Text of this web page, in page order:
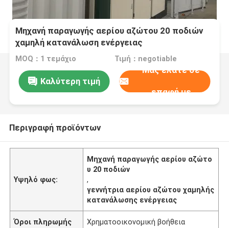
Μηχανή παραγωγής αερίου αζώτου 20 ποδιών
χαμηλή κατανάλωση ενέργειας
MOQ：1 τεμάχιο Τιμή：negotiable
Καλύτερη τιμή
Μας ελάτε σε
επαφή με
Περιγραφή προϊόντων
Υψηλό φως:
Μηχανή παραγωγής αερίου αζώτο
υ 20 ποδιών
,
γεννήτρια αερίου αζώτου χαμηλής
κατανάλωσης ενέργειας
Όροι πληρωμής Χρηματοοικονομική βοήθεια